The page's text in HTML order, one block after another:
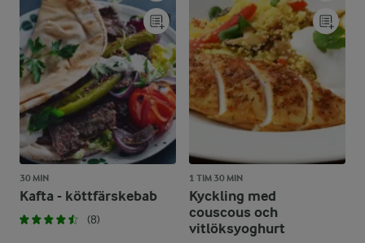
30 MIN
Kafta - köttfärskebab
(8)
1 TIM 30 MIN
Kyckling med
couscous och
vitlöksyoghurt